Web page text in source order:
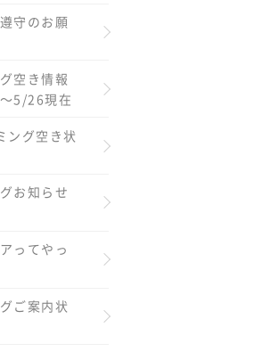
守のお願
空き情報
5/26現在
ング空き状
お知らせ
ってやっ
ご案内状